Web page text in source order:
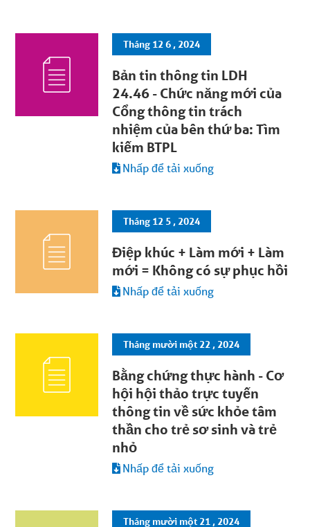
Tháng 12 6 , 2024
Bản tin thông tin LDH
24.46 - Chức năng mới của
Cổng thông tin trách
nhiệm của bên thứ ba: Tìm
kiếm BTPL
Nhấp để tải xuống
Tháng 12 5 , 2024
Điệp khúc + Làm mới + Làm
mới = Không có sự phục hồi
Nhấp để tải xuống
Tháng mười một 22 , 2024
Bằng chứng thực hành - Cơ
hội hội thảo trực tuyến
thông tin về sức khỏe tâm
thần cho trẻ sơ sinh và trẻ
nhỏ
Nhấp để tải xuống
Tháng mười một 21 , 2024